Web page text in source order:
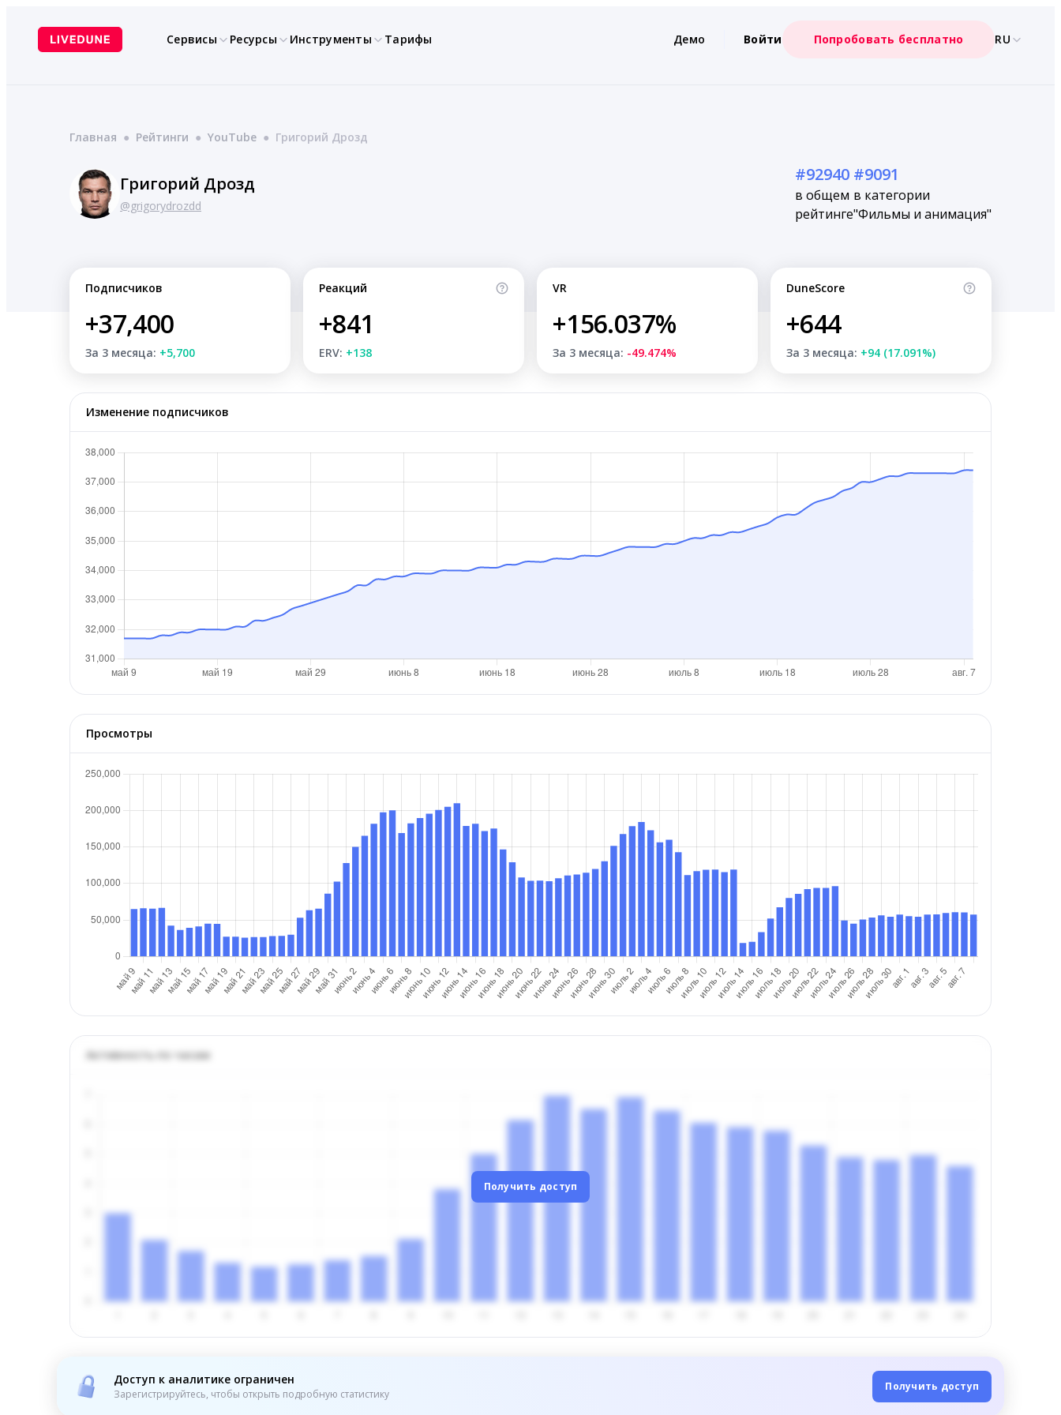
содержимому
Сервисы Ресурсы Инструменты Тарифы Демо Войти Попробовать бесплатно RU
Главная ● Рейтинги ● YouTube ● Григорий Дрозд
Григорий Дрозд
@grigorydrozdd
#92940
в общем
рейтинге
#9091
в категории
"Фильмы и анимация"
Подписчиков
+37,400
За 3 месяца: +5,700
Реакций
+841
ERV: +138
VR
+156.037%
За 3 месяца: -49.474%
DuneScore
+644
За 3 месяца: +94 (17.091%)
Изменение подписчиков
Просмотры
Активность по часам
Получить доступ
Доступ к аналитике ограничен
Зарегистрируйтесь, чтобы открыть подробную статистику
Получить доступ